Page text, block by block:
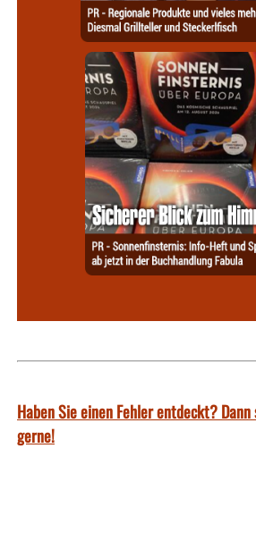
Haben Sie einen Fehler entdeckt?
gerne!